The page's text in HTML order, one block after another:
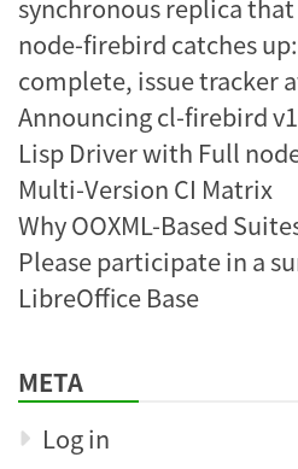
synchronous replica
node-firebird catches
complete, issue tracker
Announcing cl-firebird
Lisp Driver with Full
Multi-Version CI Matrix
Why OOXML-Based
Please participate in a
LibreOffice Base
META
Log in